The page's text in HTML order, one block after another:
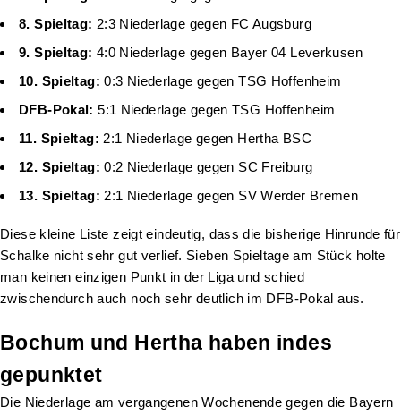
8. Spieltag: 2:3 Niederlage gegen FC Augsburg
9. Spieltag: 4:0 Niederlage gegen Bayer 04 Leverkusen
10. Spieltag: 0:3 Niederlage gegen TSG Hoffenheim
DFB-Pokal: 5:1 Niederlage gegen TSG Hoffenheim
11. Spieltag: 2:1 Niederlage gegen Hertha BSC
12. Spieltag: 0:2 Niederlage gegen SC Freiburg
13. Spieltag: 2:1 Niederlage gegen SV Werder Bremen
Diese kleine Liste zeigt eindeutig, dass die bisherige Hinrunde für
Schalke nicht sehr gut verlief. Sieben Spieltage am Stück holte
man keinen einzigen Punkt in der Liga und schied
zwischendurch auch noch sehr deutlich im DFB-Pokal aus.
Bochum und Hertha haben indes
gepunktet
Die Niederlage am vergangenen Wochenende gegen die Bayern